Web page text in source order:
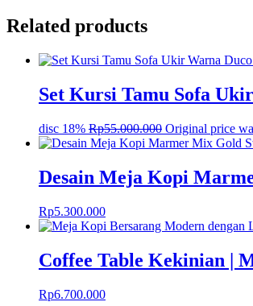
Related products
Set Kursi Tamu Sofa
disc 18% Rp55.000.000 Original price
Desain Meja Kopi
Rp5.300.000
Coffee Table Kekinian |
Rp6.700.000